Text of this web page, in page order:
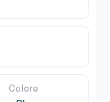
Colore